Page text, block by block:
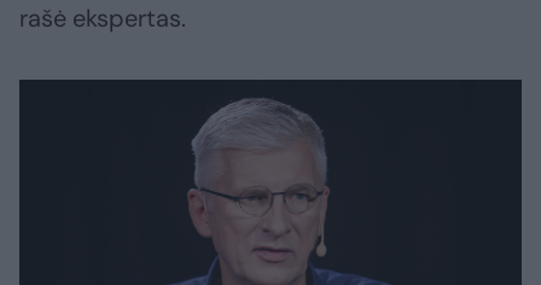
rašė ekspertas.